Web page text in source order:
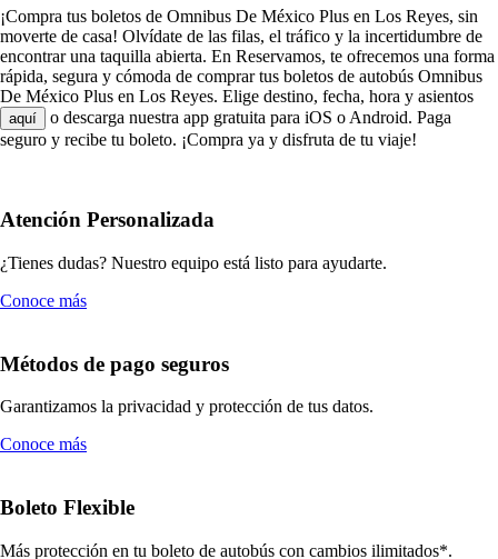
¡Compra tus boletos de Omnibus De México Plus en Los Reyes, sin
moverte de casa! Olvídate de las filas, el tráfico y la incertidumbre de
encontrar una taquilla abierta. En Reservamos, te ofrecemos una forma
rápida, segura y cómoda de comprar tus boletos de autobús Omnibus
De México Plus en Los Reyes. Elige destino, fecha, hora y asientos
aquí
o descarga nuestra app gratuita para iOS o Android. Paga
seguro y recibe tu boleto. ¡Compra ya y disfruta de tu viaje!
Atención Personalizada
¿Tienes dudas? Nuestro equipo está listo para ayudarte.
Conoce más
Métodos de pago seguros
Garantizamos la privacidad y protección de tus datos.
Conoce más
Boleto Flexible
Más protección en tu boleto de autobús con cambios ilimitados*.